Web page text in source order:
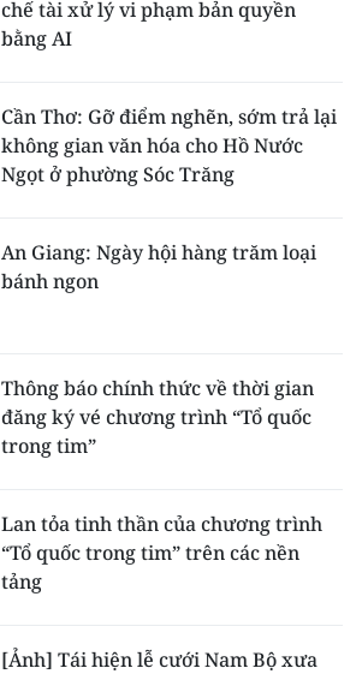
chế tài xử lý vi phạm bản quyền
bằng AI
Cần Thơ: Gỡ điểm nghẽn, sớm trả lại
không gian văn hóa cho Hồ Nước
Ngọt ở phường Sóc Trăng
An Giang: Ngày hội hàng trăm loại
bánh ngon
Thông báo chính thức về thời gian
đăng ký vé chương trình “Tổ quốc
trong tim”
Lan tỏa tinh thần của chương trình
“Tổ quốc trong tim” trên các nền
tảng
[Ảnh] Tái hiện lễ cưới Nam Bộ xưa